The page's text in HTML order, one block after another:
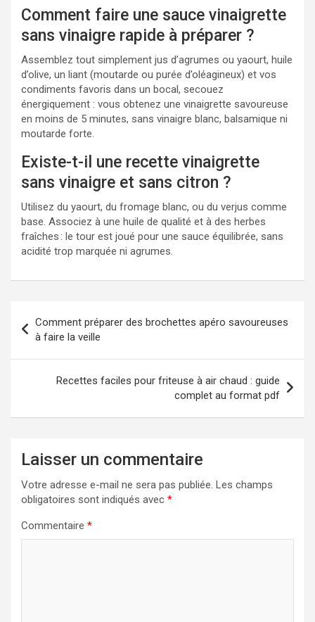
Comment faire une sauce vinaigrette
sans vinaigre rapide à préparer ?
Assemblez tout simplement jus d’agrumes ou yaourt, huile
d’olive, un liant (moutarde ou purée d’oléagineux) et vos
condiments favoris dans un bocal, secouez
énergiquement : vous obtenez une vinaigrette savoureuse
en moins de 5 minutes, sans vinaigre blanc, balsamique ni
moutarde forte.
Existe-t-il une recette vinaigrette
sans vinaigre et sans citron ?
Utilisez du yaourt, du fromage blanc, ou du verjus comme
base. Associez à une huile de qualité et à des herbes
fraîches : le tour est joué pour une sauce équilibrée, sans
acidité trop marquée ni agrumes.
de
l’article
Comment préparer des brochettes apéro savoureuses
à faire la veille
Recettes faciles pour friteuse à air chaud : guide
complet au format pdf
Laisser un commentaire
Votre adresse e-mail ne sera pas publiée. Les champs
obligatoires sont indiqués avec *
Commentaire *